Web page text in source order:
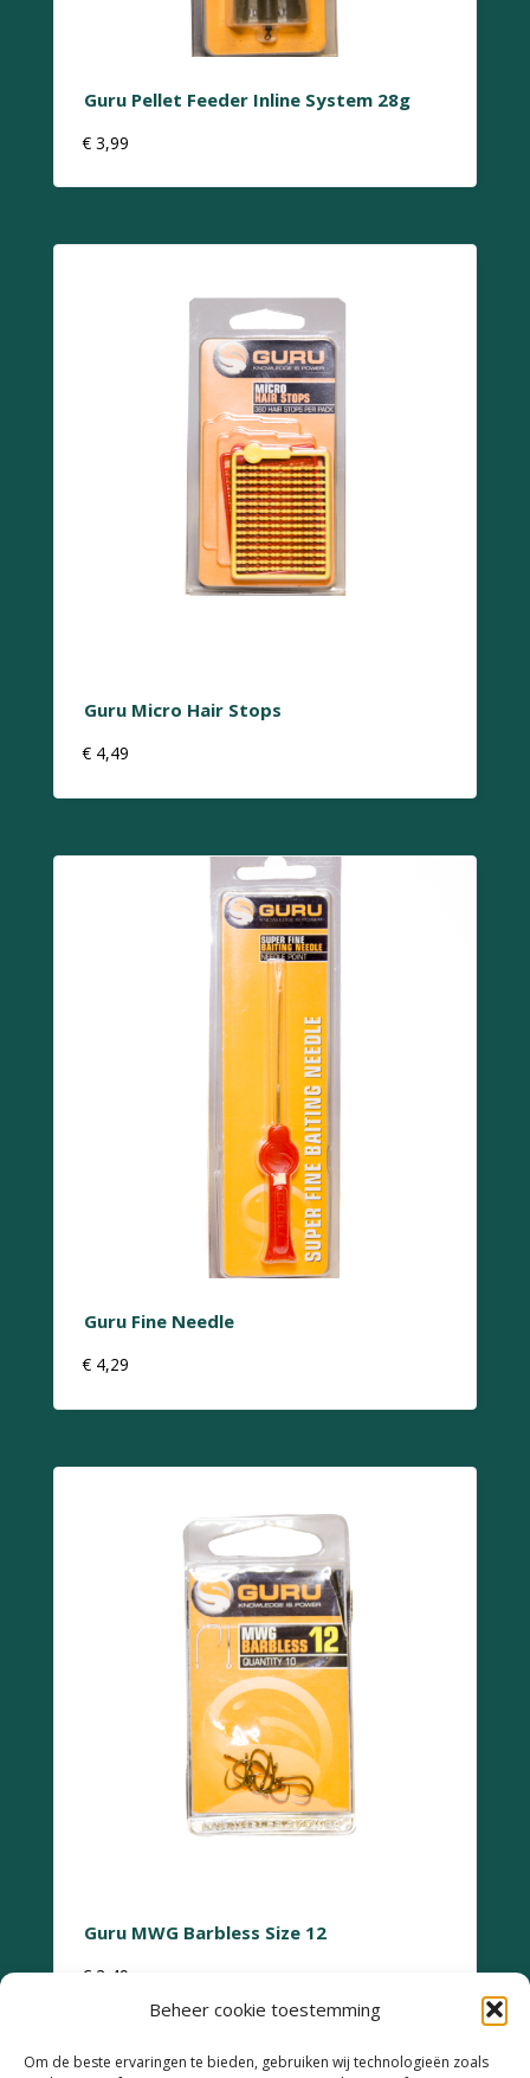
Beheer cookie toestemming
Om de beste ervaringen te bieden, gebruiken wij technologieën zoals
Guru Pellet Feeder Inline System 28g
€ 3,99
Guru Micro Hair Stops
€ 4,49
Guru Fine Needle
€ 4,29
Guru MWG Barbless Size 12
€ 2,49